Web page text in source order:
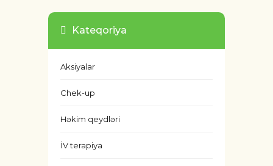
Kateqoriya
Aksiyalar
Chek-up
Həkim qeydləri
İV terapiya